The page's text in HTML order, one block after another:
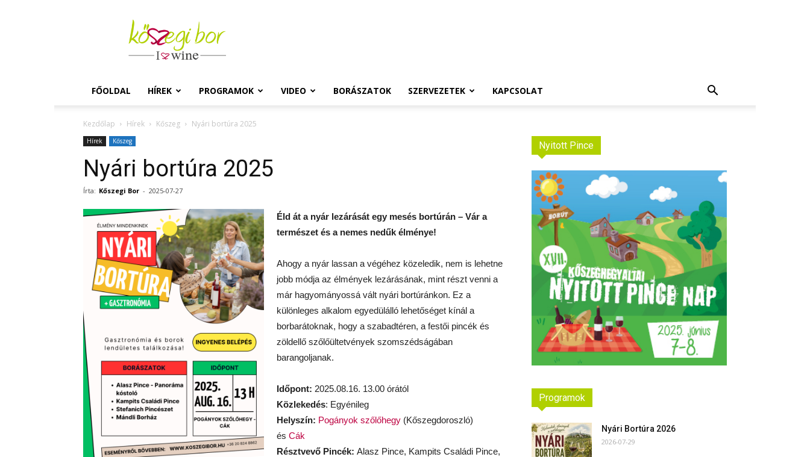
Kőszegi
FŐOLDAL HÍREK PROGRAMOK VIDEO BORÁSZATOK SZERVEZETEK KAPCSOLAT
Kezdőlap Hírek Kőszeg Nyári bortúra 2025
Hírek Kőszeg
Nyári bortúra 2025
Írta: Kőszegi Bor - 2025-07-27
Éld át a nyár lezárását egy mesés bortúrán – Vár a
természet és a nemes nedűk élménye!
Ahogy a nyár lassan a végéhez közeledik, nem is lehetne
jobb módja az élmények lezárásának, mint részt venni a
már hagyományossá vált nyári bortúránkon. Ez a
különleges alkalom egyedülálló lehetőséget kínál a
borbarátoknak, hogy a szabadtéren, a festői pincék és
zöldellő szőlőültetvények szomszédságában
barangoljanak.
Időpont: 2025.08.16. 13.00 órától
Közlekedés: Egyénileg
Helyszín: Pogányok szőlőhegy (Kőszegdoroszló)
és Cák
Résztvevő Pincék: Alasz Pince, Kampits Családi Pince,
Nyitott Pince
Programok
Nyári Bortúra 2026
2026-07-29